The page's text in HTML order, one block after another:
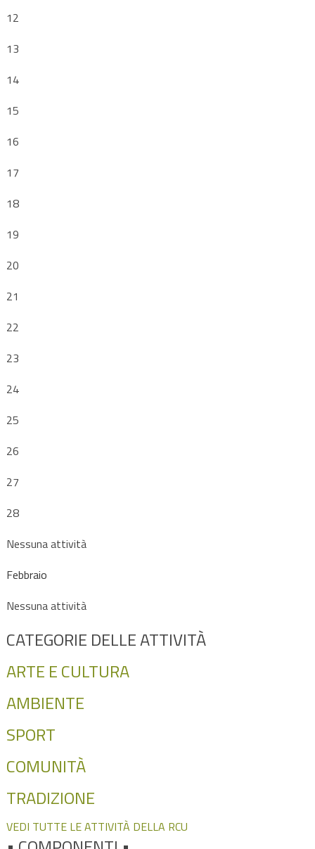
12
13
14
15
16
17
18
19
20
21
22
23
24
25
26
27
28
Nessuna attività
Febbraio
Nessuna attività
CATEGORIE DELLE ATTIVITÀ
ARTE E CULTURA
AMBIENTE
SPORT
COMUNITÀ
TRADIZIONE
VEDI TUTTE LE ATTIVITÀ DELLA RCU